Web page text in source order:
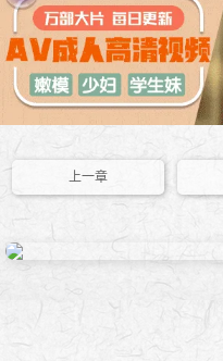
上一章